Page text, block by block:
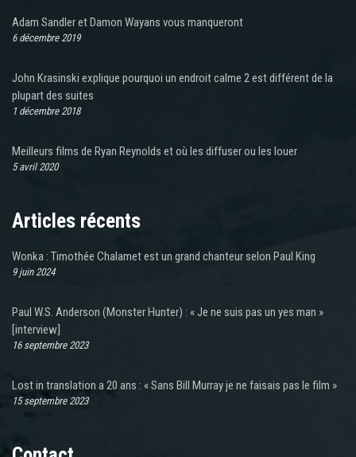
Adam Sandler et Damon Wayans vous manqueront
6 décembre 2019
John Krasinski explique pourquoi un endroit calme 2 est différent de la
plupart des suites
1 décembre 2018
Meilleurs films de Ryan Reynolds et où les diffuser ou les louer
5 avril 2020
Articles récents
Wonka : Timothée Chalamet est un grand chanteur selon Paul King
9 juin 2024
Paul W.S. Anderson (Monster Hunter) : « Je ne suis pas un yes man »
[interview]
16 septembre 2023
Lost in translation a 20 ans : « Sans Bill Murray je ne faisais pas le film »
15 septembre 2023